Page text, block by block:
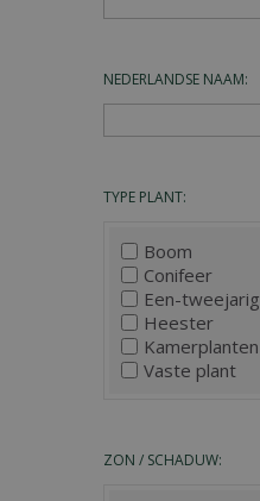
NEDERLANDSE NAAM:
TYPE PLANT:
Boom
Conifeer
Een-tweejarig
Heester
Kamerplanten
Vaste plant
ZON / SCHADUW: